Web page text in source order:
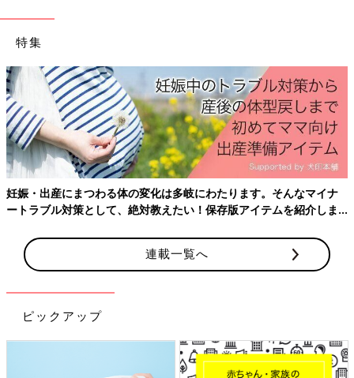
特集
たります。そんなマイナ
存版アイテムを紹介しま
産後はお世話で大忙し、出産前にそろ
ておきたいことをわかりやすく紹介！
連載一覧へ
ピックアップ